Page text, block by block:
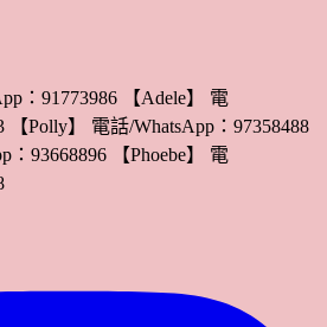
：91773986 【Adele】 電
【Polly】 電話/WhatsApp：97358488
：93668896 【Phoebe】 電